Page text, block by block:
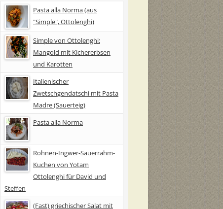
Pasta alla Norma (aus
"Simple", Ottolenghi)
Simple von Ottolenghi:
Mangold mit Kichererbsen
und Karotten
Italienischer
Zwetschgendatschi mit Pasta
Madre (Sauerteig)
Pasta alla Norma
Rohnen-Ingwer-Sauerrahm-
Kuchen von Yotam
Ottolenghi für David und
Steffen
(Fast) griechischer Salat mit